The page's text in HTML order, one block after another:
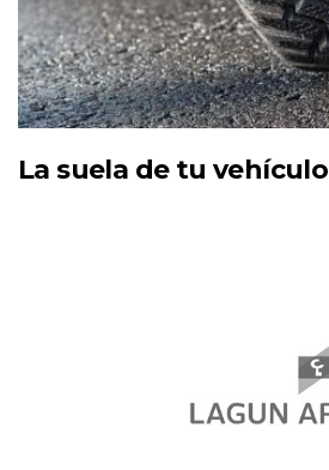
La suela de tu vehículo